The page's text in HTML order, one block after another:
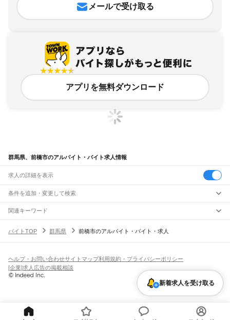
メールで受け取る
アプリを無料ダウンロード
群馬県、前橋市のアルバイト・バイト求人情報
求人の詳細を表示
条件を追加・変更して検索
市区町村を追加・変更
群馬県すべて
駅を追加・変更
群馬藤岡駅
北藤岡駅 倉賀野駅 高崎駅
JR高崎線
新町駅 倉賀野駅
矢倉駅岩島駅 川原湯温泉駅長野原草津口駅 群馬大津駅
万座・鹿沢口駅
飲食・フードサービス
飲食・フードサービス
ホールスタッフ
皿洗い・洗い場精肉・鮮魚加工
バー（BAR）・バーテンダー
飲食店（店長・マネージャー）
営業・販売
営業 テレフォンアポインター（テレアポ） ルートセールス
特徴を追加・変更
人気
髪型・髪色自由ひげOKネイルOK
留学生・外国人活躍中
短期
単発・1日OK
期間限定（春夏冬休み等）
契約社員
関連キーワード
バイトTOP
群馬県 前橋市のアルバイト・バイト・求人
新着求人を受け取る
ヘルプ・お問い合わせサイトマップ利用規約・プライバシーポリシー
[企業]求人広告の掲載相談